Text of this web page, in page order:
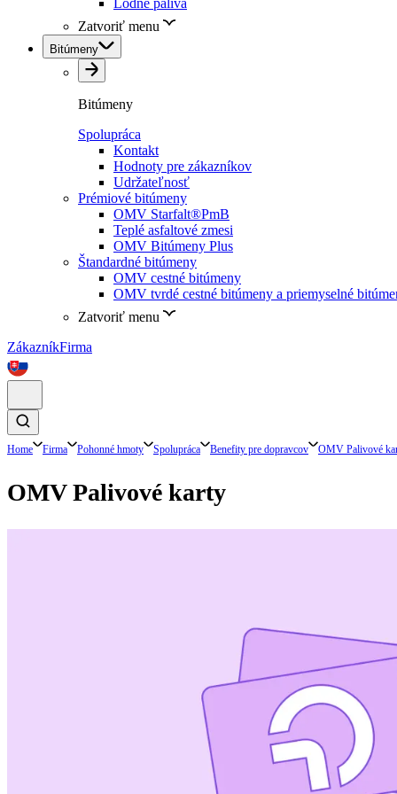
Lodné palivá
Zatvoriť menu
Bitúmeny
Bitúmeny
Spolupráca
Kontakt
Hodnoty pre zákazníkov
Udržateľnosť
Prémiové bitúmeny
OMV Starfalt®PmB
Teplé asfaltové zmesi
OMV Bitúmeny Plus
Štandardné bitúmeny
OMV cestné bitúmeny
OMV tvrdé cestné bitúmeny a priemyselné
Zatvoriť menu
ZákazníkFirma
Home Firma Pohonné hmoty Spolupráca Benefity pre dopravcov OMV Palivové
OMV Palivové karty